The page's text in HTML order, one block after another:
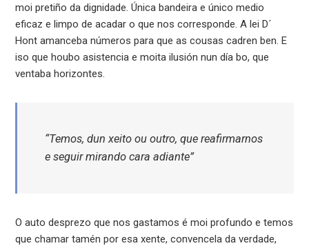
moi pretiño da dignidade. Única bandeira e único medio
eficaz e limpo de acadar o que nos corresponde. A lei D´
Hont amanceba números para que as cousas cadren ben. E
iso que houbo asistencia e moita ilusión nun día bo, que
ventaba horizontes.
“Temos, dun xeito ou outro, que reafirmarnos
e seguir mirando cara adiante”
O auto desprezo que nos gastamos é moi profundo e temos
que chamar tamén por esa xente, convencela da verdade,